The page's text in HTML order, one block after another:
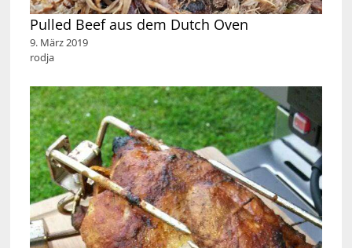
Pulled Beef aus dem Dutch Oven
9. März 2019
rodja